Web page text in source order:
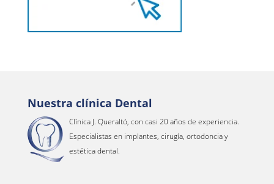
Nuestra clínica Dental
Clínica J. Queraltó, con casi 20 años de experiencia.
Especialistas en implantes, cirugía, ortodoncia y
estética dental.